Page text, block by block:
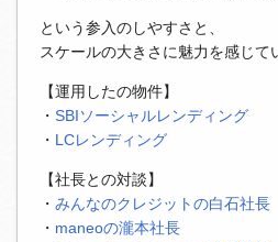
という参入のしやすさと、
スケールの大きさに魅力を感じて
【運用したの物件】
・ SBIソーシャルレンディング
・ LCレンディング
【社長との対談】
・ みんなのクレジットの白石社長
・ maneoの瀧本社長